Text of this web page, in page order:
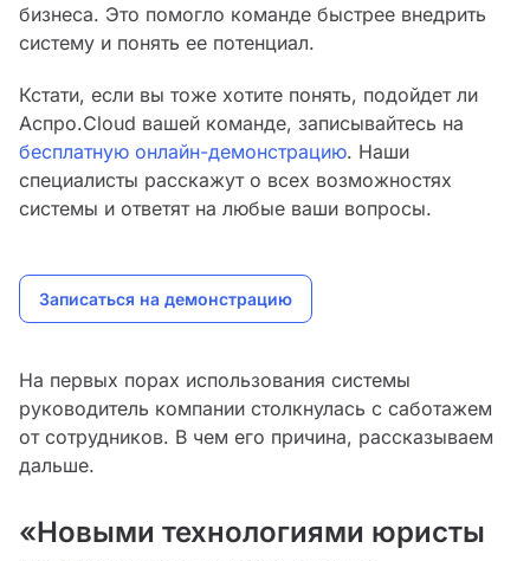
бизнеса. Это помогло команде быстрее внедрить
систему и понять ее потенциал.
Кстати, если вы тоже хотите понять, подойдет ли
Аспро.Cloud вашей команде, записывайтесь на
бесплатную онлайн-демонстрацию. Наши
специалисты расскажут о всех возможностях
системы и ответят на любые ваши вопросы.
Записаться на демонстрацию
На первых порах использования системы
руководитель компании столкнулась с саботажем
от сотрудников. В чем его причина, рассказываем
дальше.
«Новыми технологиями юристы